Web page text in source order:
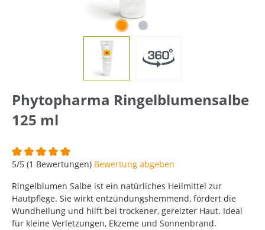
Phytopharma Ringelblumensalbe
125 ml
Durchschnittliche Bewertung von 5 von 5 Sternen
5/5 (1 Bewertungen) Bewertung abgeben
Ringelblumen Salbe ist ein natürliches Heilmittel zur
Hautpflege. Sie wirkt entzündungshemmend, fördert die
Wundheilung und hilft bei trockener, gereizter Haut. Ideal
für kleine Verletzungen, Ekzeme und Sonnenbrand.